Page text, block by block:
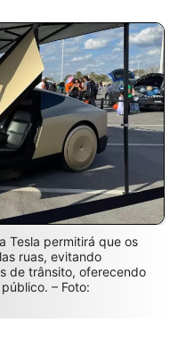
Tesla permitirá que os
ruas, evitando
de trânsito, oferecendo
– Foto: